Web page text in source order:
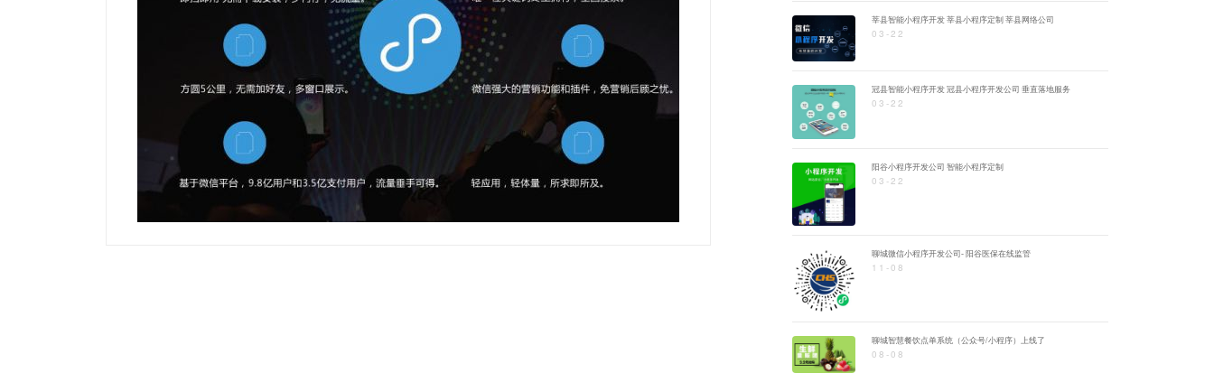
莘县智能小程序开发 莘县小程序定制 莘县网络公司
03-22
冠县智能小程序开发 冠县小程序开发公司 垂直落地服务
03-22
阳谷小程序开发公司 智能小程序定制
03-22
聊城微信小程序开发公司- 阳谷医保在线监管
11-08
聊城智慧餐饮点单系统（公众号/小程序）上线了
08-08